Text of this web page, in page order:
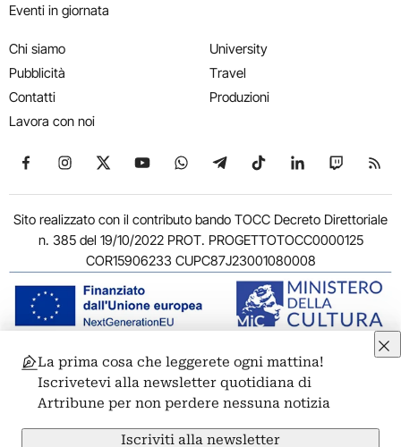
Eventi in giornata
Chi siamo
Pubblicità
Contatti
Lavora con noi
University
Travel
Produzioni
Seguici su Facebook
Seguici su Instagram
Seguici su X
Seguici su YouTube
Seguici su WhatsApp
Seguici su Telegram
Seguici su TikTok
Seguici su
Seguici
Sito realizzato con il contributo bando TOCC Decreto Direttoriale
n. 385 del 19/10/2022 PROT. PROGETTOTOCC0000125
COR15906233 CUPC87J23001080008
© 2011-2026 ARTRIBUNE srl – Corso Vittorio Emanuele II, 287 –
00186 Roma - P.I. 11381581005
Privacy: Responsabile della protezione dei dati personali
ARTRIBUNE srl – Corso Vittorio Emanuele II, 287 – 00186 Roma
La prima cosa che leggerete ogni mattina!
Iscrivetevi alla newsletter quotidiana di
Artribune per non perdere nessuna notizia
Iscriviti alla newsletter